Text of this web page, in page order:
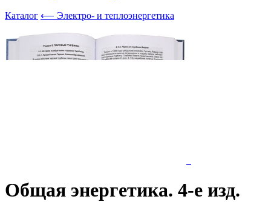
Каталог ⟵ Электро- и теплоэнергетика
Общая энергетика. 4-е изд.